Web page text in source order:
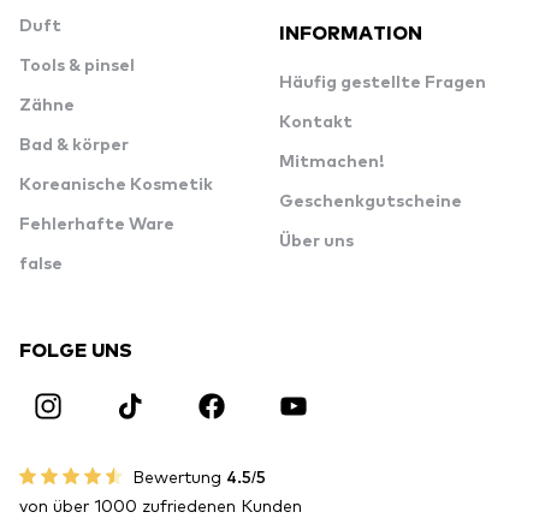
Duft
Tools & pinsel
Zähne
Bad & körper
Koreanische Kosmetik
Fehlerhafte Ware
false
INFORMATION
Häufig gestellte Fragen
Kontakt
Mitmachen!
Geschenkgutscheine
Über uns
FOLGE UNS
Bewertung 4.5/5
von über 1000 zufriedenen Kunden